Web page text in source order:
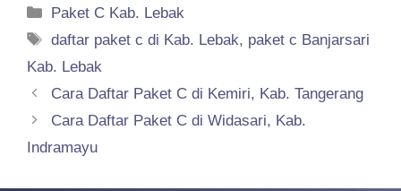
Categories
Paket C Kab. Lebak
Tags
daftar paket c di Kab. Lebak, paket c Banjarsari
Kab. Lebak
Cara Daftar Paket C di Kemiri, Kab. Tangerang
Cara Daftar Paket C di Widasari, Kab.
Indramayu